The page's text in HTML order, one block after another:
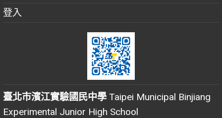
登入
臺北市濱江實驗國民中學 Taipei Municipal Binjiang
Experimental Junior High School